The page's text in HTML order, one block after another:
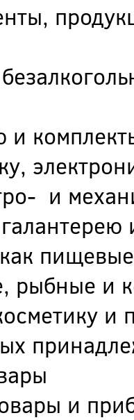
и
рыбные и
и
и